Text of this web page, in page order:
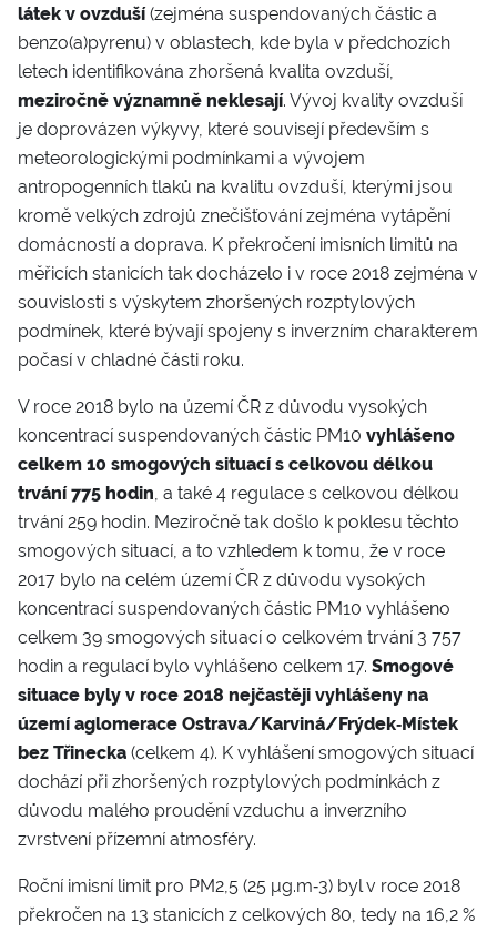
látek v ovzduší(zejména suspendovaných částic a
benzo(a)pyrenu) v oblastech, kde byla v předchozích
letech identifikována zhoršená kvalita ovzduší,
meziročně významně neklesají. Vývoj kvality ovzduší
je doprovázen výkyvy, které souvisejí především s
meteorologickými podmínkami a vývojem
antropogenních tlaků na kvalitu ovzduší, kterými jsou
kromě velkých zdrojů znečišťování zejména vytápění
domácností a doprava. K překročení imisních limitů na
měřicích stanicích tak docházelo i v roce 2018 zejména v
souvislosti s výskytem zhoršených rozptylových
podmínek, které bývají spojeny s inverzním charakterem
počasí v chladné části roku.
V roce 2018 bylo na území ČR z důvodu vysokých
koncentrací suspendovaných částic PM10 vyhlášeno
celkem 10 smogových situací s celkovou délkou
trvání 775 hodin, a také 4 regulace s celkovou délkou
trvání 259 hodin. Meziročně tak došlo k poklesu těchto
smogových situací, a to vzhledem k tomu, že v roce
2017 bylo na celém území ČR z důvodu vysokých
koncentrací suspendovaných částic PM10 vyhlášeno
celkem 39 smogových situací o celkovém trvání 3 757
hodin a regulací bylo vyhlášeno celkem 17. Smogové
situace byly v roce 2018 nejčastěji vyhlášeny na
území aglomerace Ostrava/Karviná/Frýdek‑Místek
bez Třinecka (celkem 4). K vyhlášení smogových situací
dochází při zhoršených rozptylových podmínkách z
důvodu malého proudění vzduchu a inverzního
zvrstvení přízemní atmosféry.
Roční imisní limit pro PM2,5 (25 μg.m‑3) byl v roce 2018
překročen na 13 stanicích z celkových 80, tedy na 16,2 %